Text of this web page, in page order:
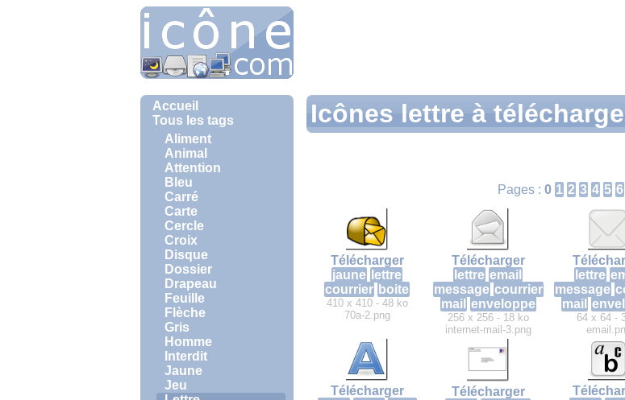
Accueil
Tous les tags
Aliment
Animal
Attention
Bleu
Carré
Carte
Cercle
Croix
Disque
Dossier
Drapeau
Feuille
Flèche
Gris
Homme
Interdit
Jaune
Jeu
Icônes lettre à
Pages : 0 1 2 3 4 5 6
Télécharger
jaune lettre
courrier boite
410 x 410 - 48 ko
70a-2.png
Télécharger
lettre email
message courrier
mail enveloppe
256 x 256 - 18 ko
internet-mail-3.png
lettre
message
mail
64 x 64 -
Télécharger
Télécharger